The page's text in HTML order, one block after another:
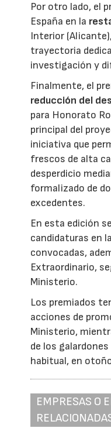
Por otro lado, el
España en la
Interior
trayectoria
investigación y
Finalmente, el
reducción del
para Honorato
principal del
iniciativa que
frescos de alta
desperdicio
formalizado de
excedentes.
En esta edición
candidaturas en
convocadas,
Extraordinario,
Ministerio.
Los premiados
acciones de
Ministerio,
de los
habitual, en
EMPRESAS O